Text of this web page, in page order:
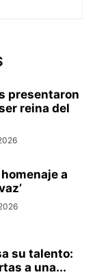
presentaron
reina del
a
su talento:
a una...